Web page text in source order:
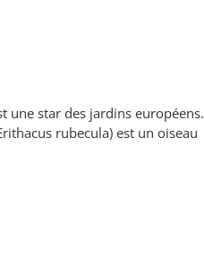
une star des jardins européens.
rubecula) est un oiseau